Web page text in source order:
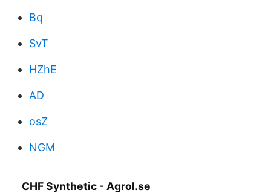
Bq
SvT
HZhE
AD
osZ
NGM
CHF Synthetic - Agrol.se